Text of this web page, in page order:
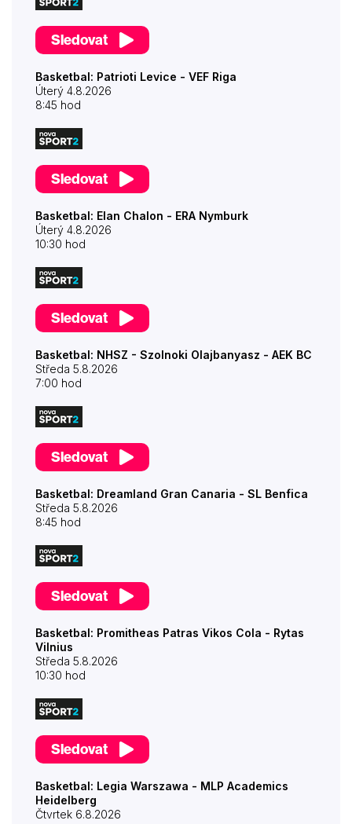
Sledovat
Basketbal: Patrioti Levice - VEF Riga
Úterý 4.8.2026
8:45 hod
Sledovat
Basketbal: Elan Chalon - ERA Nymburk
Úterý 4.8.2026
10:30 hod
Sledovat
Basketbal: NHSZ - Szolnoki Olajbanyasz - AEK BC
Středa 5.8.2026
7:00 hod
Sledovat
Basketbal: Dreamland Gran Canaria - SL Benfica
Středa 5.8.2026
8:45 hod
Sledovat
Basketbal: Promitheas Patras Vikos Cola - Rytas
Vilnius
Středa 5.8.2026
10:30 hod
Sledovat
Basketbal: Legia Warszawa - MLP Academics
Heidelberg
Čtvrtek 6.8.2026